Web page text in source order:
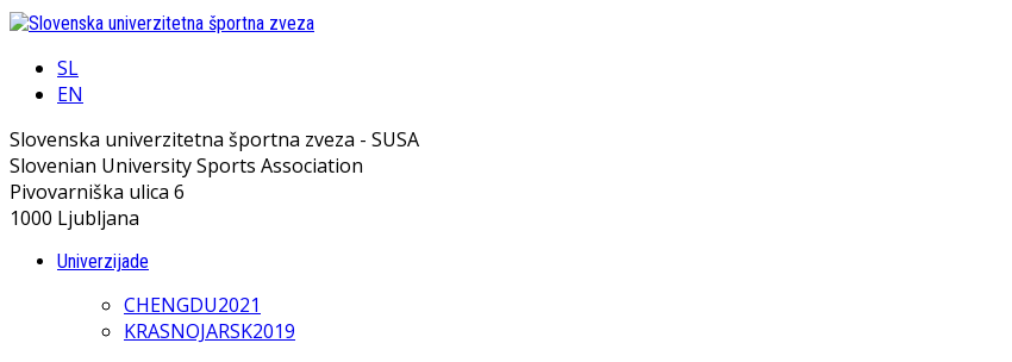
SL
EN
Slovenska univerzitetna športna zveza - SUSA
Slovenian University Sports Association
Pivovarniška ulica 6
1000 Ljubljana
Univerzijade
CHENGDU2021
KRASNOJARSK2019